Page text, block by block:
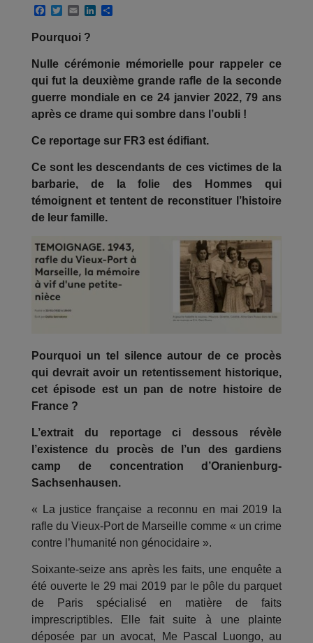
F
c
e
o
o
k
T
i
t
e
r
E
a
i
L
d
I
n
P
g
e
r
Pourquoi ?
Nulle cérémonie mémorielle pour rappeler ce
qui fut la deuxième grande rafle de la seconde
guerre mondiale en ce 24 janvier 2022, 79 ans
après ce drame qui sombre dans l’oubli !
Ce reportage sur FR3 est édifiant.
Ce sont les descendants de ces victimes de la
barbarie, de la folie des Hommes qui
témoignent et tentent de reconstituer l’histoire
de leur famille.
Pourquoi un tel silence autour de ce procès
qui devrait avoir un retentissement historique,
cet épisode est un pan de notre histoire de
France ?
L’extrait du reportage ci dessous révèle
l’existence du procès de l’un des gardiens
camp de concentration d’Oranienburg-
Sachsenhausen.
« La justice française a reconnu en mai 2019 la
rafle du Vieux-Port de Marseille comme « un crime
contre l’humanité non génocidaire ».
Soixante-seize ans après les faits, une enquête a
été ouverte le 29 mai 2019 par le pôle du parquet
de Paris spécialisé en matière de faits
imprescriptibles. Elle fait suite à une plainte
déposée par un avocat, Me Pascal Luongo, au